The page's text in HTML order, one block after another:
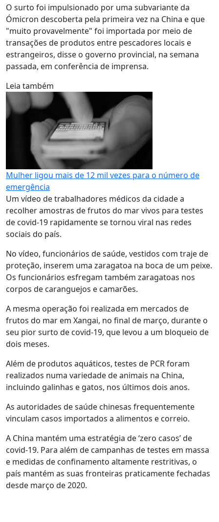
O surto foi impulsionado por uma subvariante da
Ómicron descoberta pela primeira vez na China e que
"muito provavelmente" foi importada por meio de
transações de produtos entre pescadores locais e
estrangeiros, disse o governo provincial, na semana
passada, em conferência de imprensa.
Leia também
Mulher ligou mais de 12 mil vezes para o número de
emergência
Um vídeo de trabalhadores médicos da cidade a
recolher amostras de frutos do mar vivos para testes
de covid-19 rapidamente se tornou viral nas redes
sociais do país.
No vídeo, funcionários de saúde, vestidos com traje de
proteção, inserem uma zaragatoa na boca de um peixe.
Os funcionários esfregam também zaragatoas nos
corpos de caranguejos e camarões.
A mesma operação foi realizada em mercados de
frutos do mar em Xangai, no final de março, durante o
seu pior surto de covid-19, que levou a um bloqueio de
dois meses.
Além de produtos aquáticos, testes de PCR foram
realizados numa variedade de animais na China,
incluindo galinhas e gatos, nos últimos dois anos.
As autoridades de saúde chinesas frequentemente
vinculam casos importados a alimentos e correio.
A China mantém uma estratégia de ‘zero casos’ de
covid-19. Para além de campanhas de testes em massa
e medidas de confinamento altamente restritivas, o
país mantém as suas fronteiras praticamente fechadas
desde março de 2020.